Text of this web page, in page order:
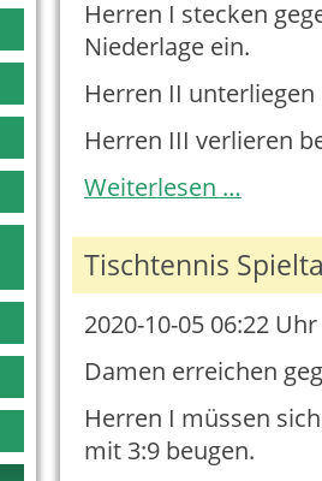
Herren I stecken
Niederlage ein.
Herren II unterliegen
Herren III verlieren
Weiterlesen …Spieltag
Tischtennis
2020-10-05 06:22 Uhr
Damen erreichen
Herren I müssen
mit 3:9 beugen.